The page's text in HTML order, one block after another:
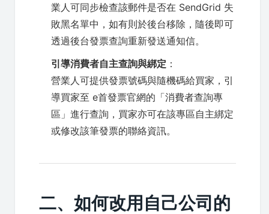
業人可同步檢查該郵件是否在 SendGrid 失
敗黑名單中，如有則於後台移除，隨後即可
透過後台發票查詢重新發送通知信。
引導消費者自主查詢與綁定 ：
營業人可提供發票號碼與隨機碼給買家，引
導買家至 e首發票官網的「消費者查詢專
區」進行查詢，買家亦可在該專區自主綁定
或修改該筆發票的聯絡資訊。
二、如何改用自己公司的